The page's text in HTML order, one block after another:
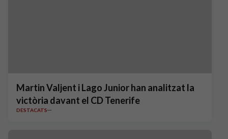
Martin Valjent i Lago Junior han analitzat la
victòria davant el CD Tenerife
DESTACATS